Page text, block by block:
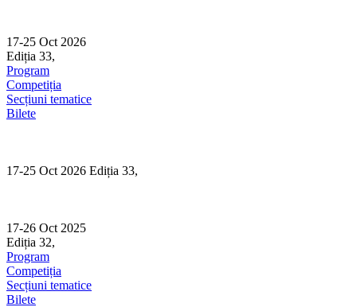
content
17-25 Oct 2026
Ediția 33,
Program
Competiția
Secțiuni tematice
Bilete
17-25 Oct 2026 Ediția 33,
17-26 Oct 2025
Ediția 32,
Program
Competiția
Secțiuni tematice
Bilete